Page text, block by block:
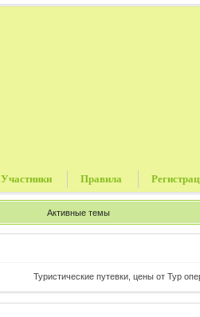
Участники Правила
Активные темы
Туристические путевки, цены от Тур